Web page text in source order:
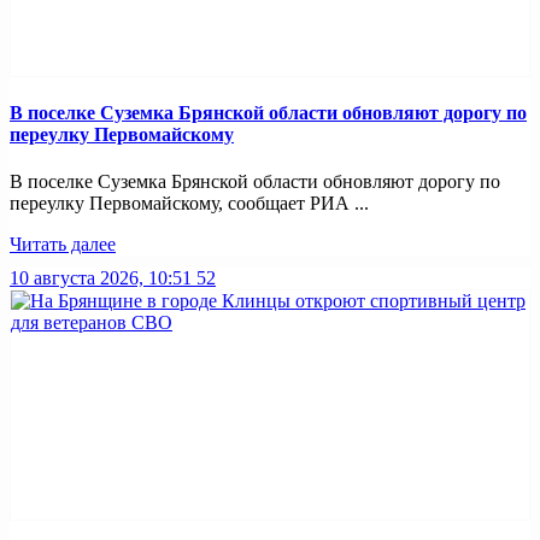
В поселке Суземка Брянской области обновляют дорогу по
переулку Первомайскому
В поселке Суземка Брянской области обновляют дорогу по
переулку Первомайскому, сообщает РИА ...
Читать далее
10 августа 2026, 10:51 52